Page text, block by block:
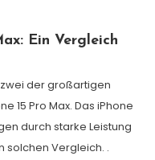
Ein Vergleich
der großartigen
15 Pro Max. Das iPhone
durch starke Leistung
solchen Vergleich. .